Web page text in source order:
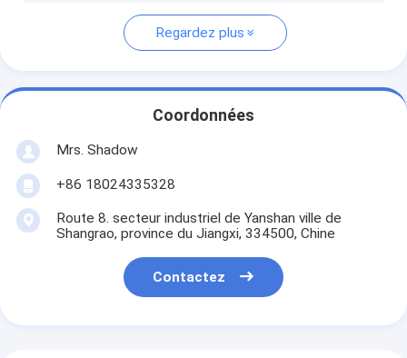
Regardez plus
Coordonnées
Mrs. Shadow
+86 18024335328
Route 8. secteur industriel de Yanshan ville de
Shangrao, province du Jiangxi, 334500, Chine
Contactez